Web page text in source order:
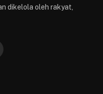
dikelola oleh rakyat,